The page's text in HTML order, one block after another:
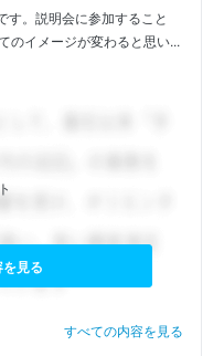
す。説明会に参加すること
のイメージが変わると思い...
見る
すべての内容を見る